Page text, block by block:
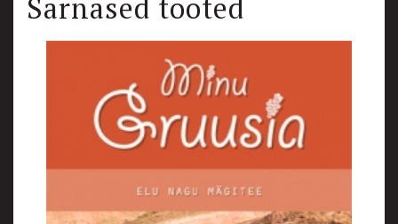
Sarnased tooted